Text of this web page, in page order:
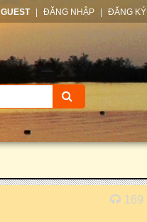
GUEST ĐĂNG NHẬP ĐĂNG KÝ
169